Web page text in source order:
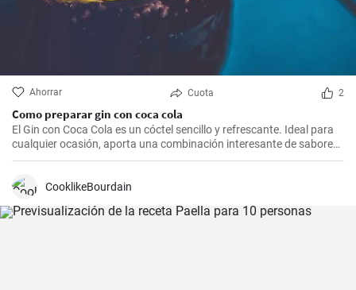
Ahorrar Cuota 2
Como preparar gin con coca cola
El Gin con Coca Cola es un cóctel sencillo y refrescante. Ideal para
cualquier ocasión, aporta una combinación interesante de sabores
que resultarán del agrado para quienes disfrutan de bebidas
común mezclar gin con Coca Cola, esta receta puede sorprender
CooklikeBourdain